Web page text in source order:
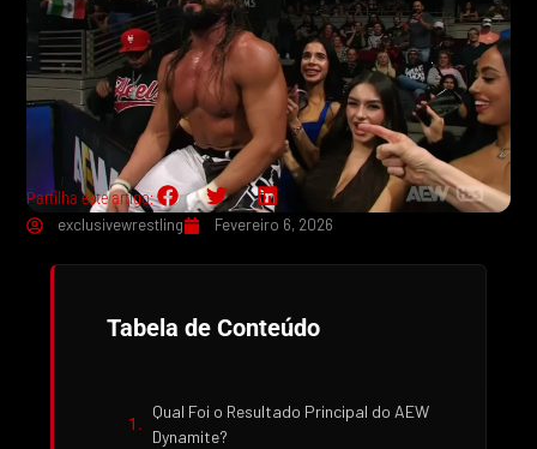
Partilha este artigo:
exclusivewrestling
Fevereiro 6, 2026
Tabela de Conteúdo
Qual Foi o Resultado Principal do AEW
Dynamite?